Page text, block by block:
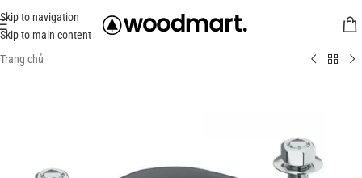
Skip to navigation
Skip to main content
Trang chủ